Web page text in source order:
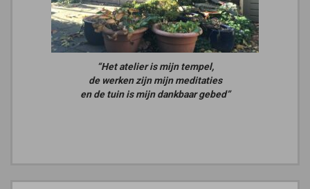
“Het atelier is mijn tempel,
de werken zijn mijn meditaties
en de tuin is mijn dankbaar gebed”